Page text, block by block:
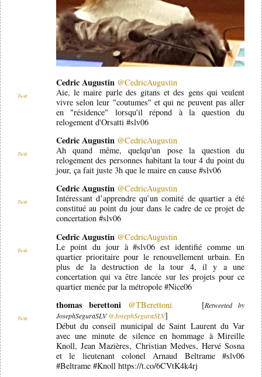
Twitt
Cedric Augustin @CedricAugustin
Aie, le maire parle des gitans et des gens qui veulent
vivre selon leur "coutumes" et qui ne peuvent pas aller
en "résidence" lorsqu'il répond à la question du
relogement d'Orsatti #slv06
Twitt
Cedric Augustin @CedricAugustin
Ah quand même, quelqu'un pose la question du
relogement des personnes habitant la tour 4 du point du
jour, ça fait juste 3h que le maire en cause #slv06
Twitt
Cedric Augustin @CedricAugustin
Intéressant d’apprendre qu’un comité de quartier a été
constitué au point du jour dans le cadre de ce projet de
concertation #slv06
Twitt
Cedric Augustin @CedricAugustin
Le point du jour à #slv06 est identifié comme un
quartier prioritaire pour le renouvellement urbain. En
plus de la destruction de la tour 4, il y a une
concertation qui va être lancée sur les projets pour ce
quartier menée par la métropole #Nice06
Twitt
thomas berettoni @TBerettoni [Retweeted by
JosephSeguraSLV@JosephSeguraSLV]
Début du conseil municipal de Saint Laurent du Var
avec une minute de silence en hommage à Mireille
Knoll, Jean Mazières, Christian Medves, Hervé Sosna
et le lieutenant colonel Arnaud Beltrame #slv06
#Beltrame #Knoll https://t.co/6CVtK4k4rj